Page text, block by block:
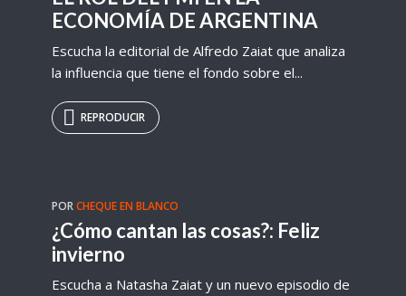
ECONOMÍA DE ARGENTINA
Escucha la editorial de Alfredo Zaiat que analiza
la influencia que tiene el fondo sobre el...
REPRODUCIR
PORCHEQUE EN BLANCO
¿Cómo cantan las cosas?: Feliz
invierno
Escucha a Natasha Zaiat y un nuevo episodio de